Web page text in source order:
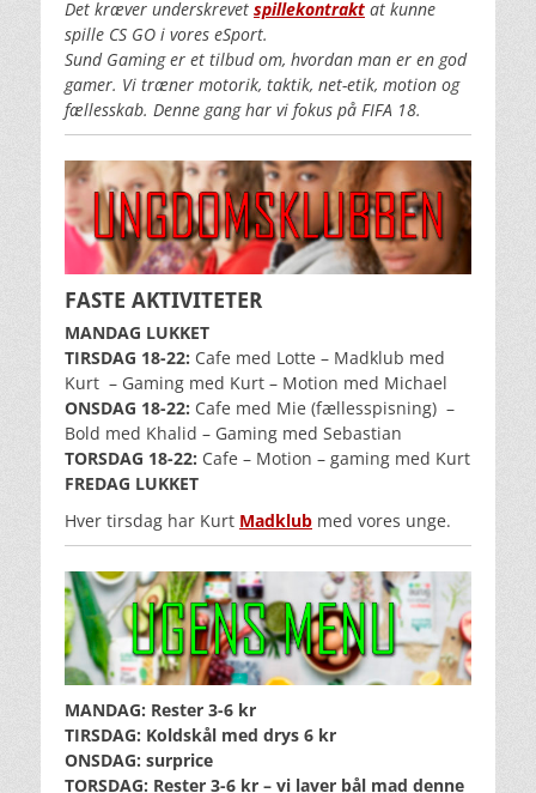
Det kræver underskrevet spillekontrakt at kunne
spille CS GO i vores eSport.
Sund Gaming er et tilbud om, hvordan man er en god
gamer. Vi træner motorik, taktik, net-etik, motion og
fællesskab. Denne gang har vi fokus på FIFA 18.
FASTE AKTIVITETER
MANDAG LUKKET
TIRSDAG 18-22: Cafe med Lotte – Madklub med
Kurt – Gaming med Kurt – Motion med Michael
ONSDAG 18-22: Cafe med Mie (fællesspisning) –
Bold med Khalid – Gaming med Sebastian
TORSDAG 18-22: Cafe – Motion – gaming med Kurt
FREDAG LUKKET
Hver tirsdag har Kurt Madklub med vores unge.
MANDAG: Rester 3-6 kr
TIRSDAG: Koldskål med drys 6 kr
ONSDAG: surprice
TORSDAG: Rester 3-6 kr – vi laver bål mad denne